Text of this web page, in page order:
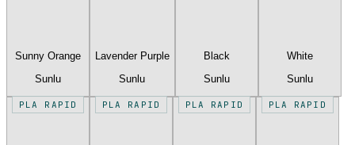
Sunny Orange
Sunlu
Lavender Purple
Sunlu
Black
Sunlu
White
Sunlu
PLA RAPID PLA RAPID PLA RAPID PLA RAPID